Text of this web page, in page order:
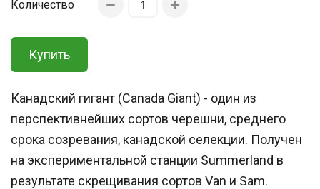
Количество
Купить
Канадский гигант (Canada Giant) - один из
перспективнейших сортов черешни, среднего
срока созревания, канадской селекции. Получен
на экспериментальной станции Summerland в
результате скрещивания сортов Van и Sam.